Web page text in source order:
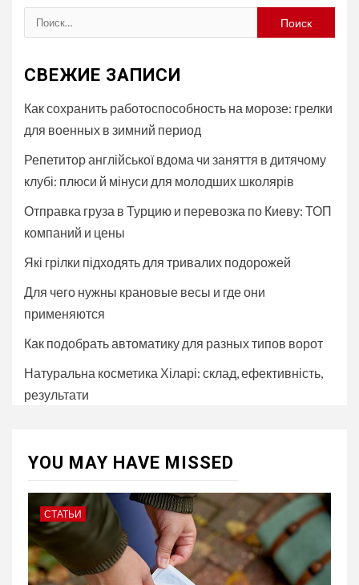
Найти:
СВЕЖИЕ ЗАПИСИ
Как сохранить работоспособность на морозе: грелки
для военных в зимний период
Репетитор англійської вдома чи заняття в дитячому
клубі: плюси й мінуси для молодших школярів
Отправка груза в Турцию и перевозка по Киеву: ТОП
компаний и цены
Які грілки підходять для тривалих подорожей
Для чего нужны крановые весы и где они
применяются
Как подобрать автоматику для разных типов ворот
Натуральна косметика Хіларі: склад, ефективність,
результати
YOU MAY HAVE MISSED
СТАТЬИ